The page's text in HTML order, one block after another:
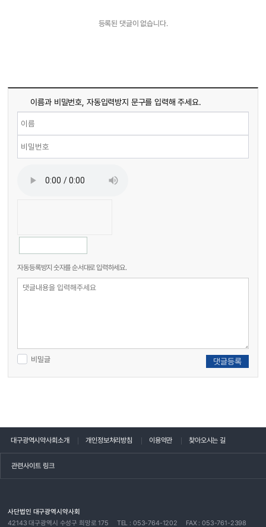
등록된 댓글이 없습니다.
이름과 비밀번호, 자동입력방지 문구를 입력해 주세요.
자동등록방지 숫자를 순서대로 입력하세요.
비밀글 댓글등록
대구광역시약사회소개 개인정보처리방침 이용약관 찾아오시는 길
관련사이트 링크
사단법인 대구광역시약사회
42143 대구광역시 수성구 희망로 175
TEL : 053-764-1202 FAX : 053-761-2398